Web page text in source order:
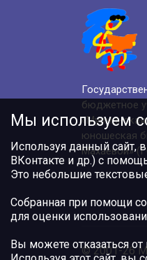
бюджетное
юношеская
Махаевой»
© 2001-26
Мы используем
Используя данный сайт,
ВКонтакте и др.) с
Это небольшие
Собранная при помощи
для оценки
Вы можете отказаться